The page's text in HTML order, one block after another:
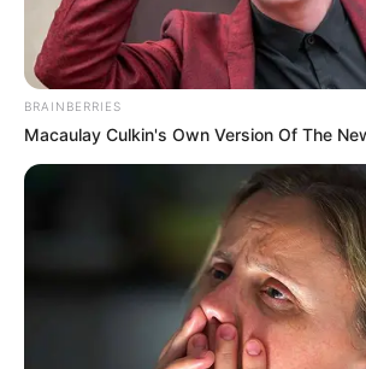
BRAINBERRIES
Macaulay Culkin's Own Version Of The